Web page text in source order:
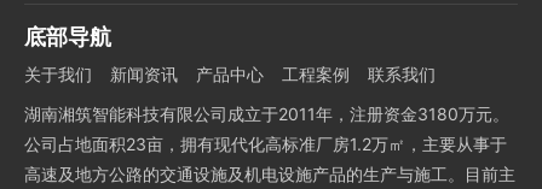
底部导航
关于我们 新闻资讯 产品中心 工程案例
联系我们
湖南湘筑智能科技有限公司成立于2011年，注册资金3180万元。
公司占地面积23亩，拥有现代化高标准厂房1.2万㎡，主要从事于
高速及地方公路的交通设施及机电设施产品的生产与施工。目前主